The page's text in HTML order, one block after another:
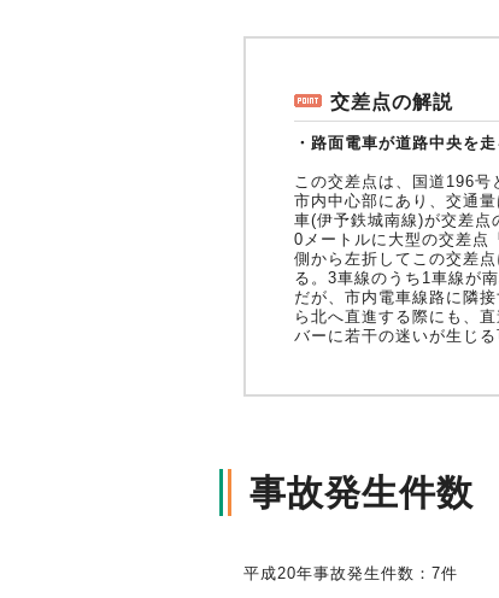
交差点の解説
・路面電車が道路中央を
この交差点は、国道196
市内中心部にあり、交通
車(伊予鉄城南線)が交差点
0メートルに大型の交差点
側から左折してこの交差
る。3車線のうち1車線が
だが、市内電車線路に隣
ら北へ直進する際にも、
バーに若干の迷いが生じる
事故発生件数
平成20年事故発生件数：7件